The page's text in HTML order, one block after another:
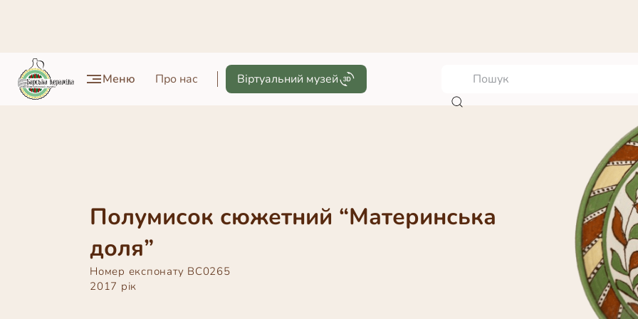
Меню Про нас Віртуальний музей
Полумисок сюжетний “Материнська
доля”
Номер експонату ВС0265
2017 рік